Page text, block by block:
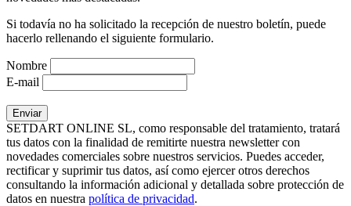
Si todavía no ha solicitado la recepción de nuestro boletín, puede
hacerlo rellenando el siguiente formulario.
Nombre
E-mail
SETDART ONLINE SL, como responsable del tratamiento, tratará
tus datos con la finalidad de remitirte nuestra newsletter con
novedades comerciales sobre nuestros servicios. Puedes acceder,
rectificar y suprimir tus datos, así como ejercer otros derechos
consultando la información adicional y detallada sobre protección de
datos en nuestra política de privacidad.